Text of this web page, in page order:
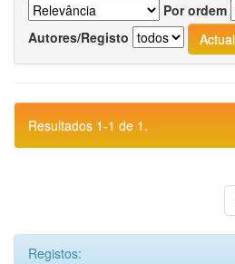
Por ordem
Autores/Registo
Resultados 1-1 de 1.
Registos: